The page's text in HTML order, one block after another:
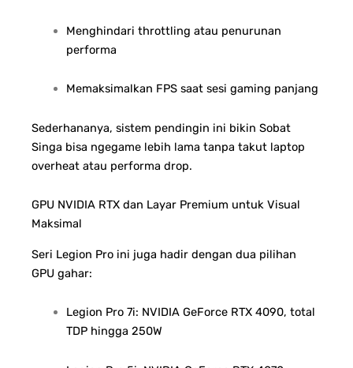
Menghindari throttling atau penurunan
performa
Memaksimalkan FPS saat sesi gaming panjang
Sederhananya, sistem pendingin ini bikin Sobat
Singa bisa ngegame lebih lama tanpa takut laptop
overheat atau performa drop.
GPU NVIDIA RTX dan Layar Premium untuk Visual
Maksimal
Seri Legion Pro ini juga hadir dengan dua pilihan
GPU gahar:
Legion Pro 7i: NVIDIA GeForce RTX 4090, total
TDP hingga 250W